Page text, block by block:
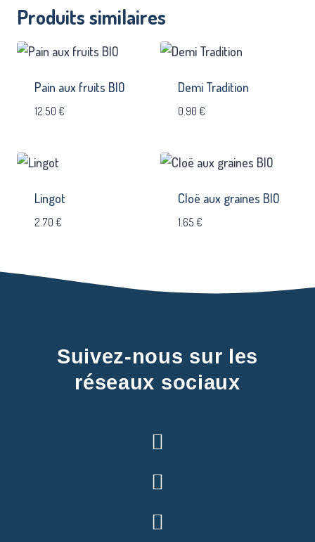
Produits similaires
Pain aux fruits BIO
12.50 €
Demi Tradition
0.90 €
Lingot
2.70 €
Cloë aux graines BIO
1.65 €
Suivez-nous sur les
réseaux sociaux